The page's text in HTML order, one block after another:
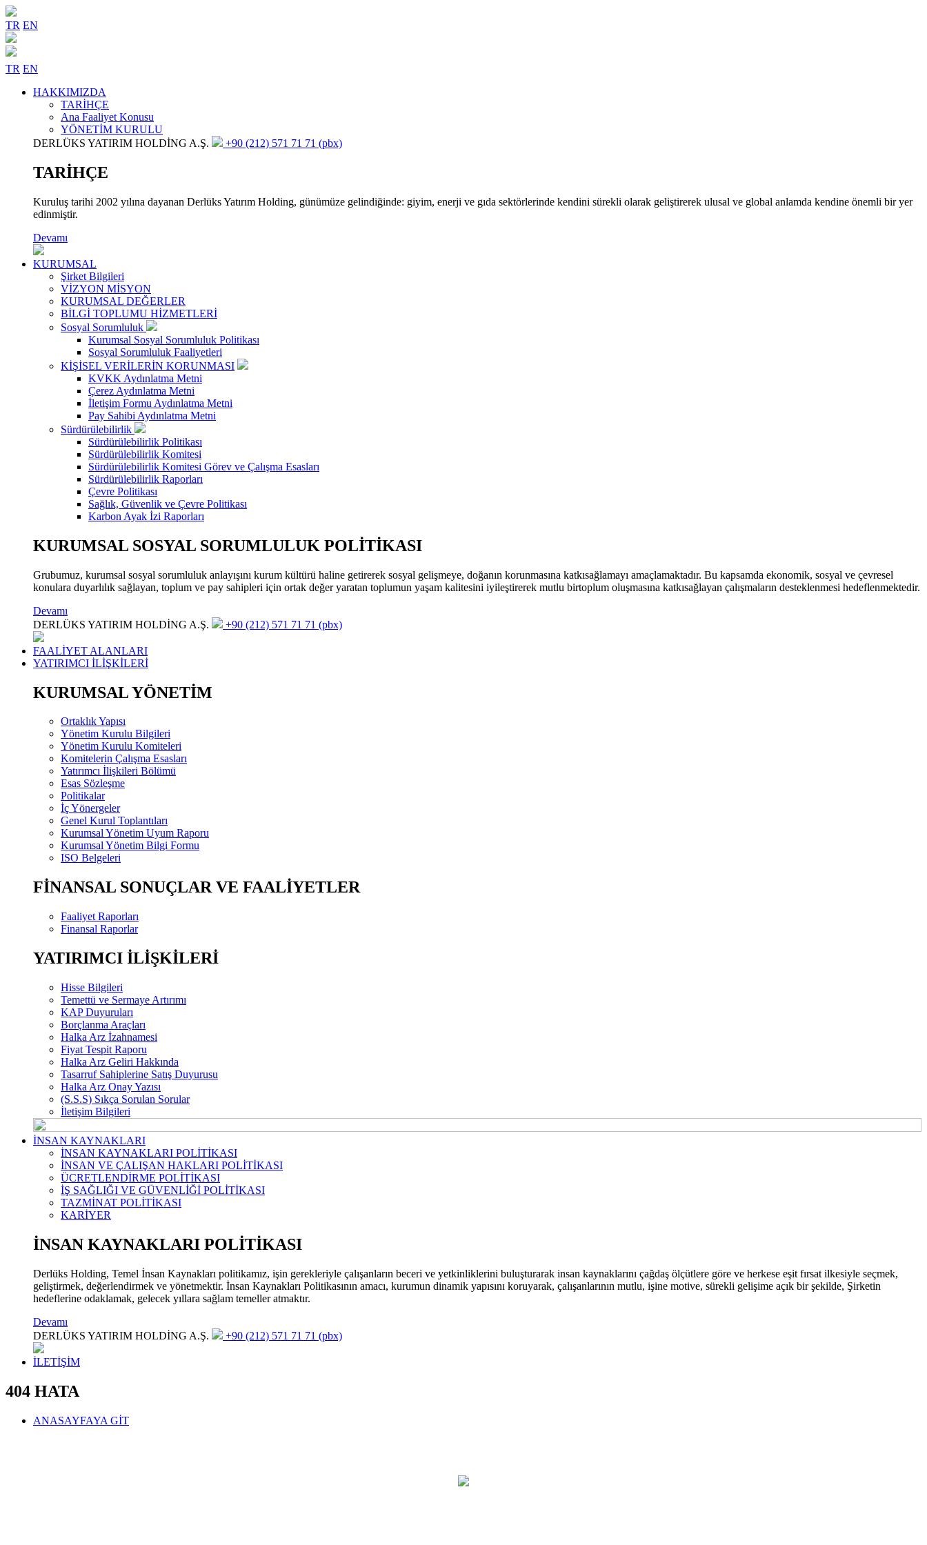
TR EN
TR EN
HAKKIMIZDA
TARİHÇE
Ana Faaliyet Konusu
YÖNETİM KURULU
DERLÜKS YATIRIM HOLDİNG A.Ş.
+90 (212) 571 71 71 (pbx)
TARİHÇE
Kuruluş tarihi 2002 yılına dayanan Derlüks Yatırım Holding, günümüze gelindiğinde: giyim, enerji ve gıda sektörlerinde kendini sürekli olarak geliştirerek ulusal ve global anlamda kendine önemli bir yer
edinmiştir.
Devamı
KURUMSAL
Şirket Bilgileri
VİZYON MİSYON
KURUMSAL DEĞERLER
BİLGİ TOPLUMU HİZMETLERİ
Sosyal Sorumluluk
Kurumsal Sosyal Sorumluluk Politikası
Sosyal Sorumluluk Faaliyetleri
KİŞİSEL VERİLERİN KORUNMASI
KVKK Aydınlatma Metni
Çerez Aydınlatma Metni
İletişim Formu Aydınlatma Metni
Pay Sahibi Aydınlatma Metni
Sürdürülebilirlik
Sürdürülebilirlik Politikası
Sürdürülebilirlik Komitesi
Sürdürülebilirlik Komitesi Görev ve Çalışma Esasları
Sürdürülebilirlik Raporları
Çevre Politikası
Sağlık, Güvenlik ve Çevre Politikası
Karbon Ayak İzi Raporları
KURUMSAL SOSYAL SORUMLULUK POLİTİKASI
Grubumuz, kurumsal sosyal sorumluluk anlayışını kurum kültürü haline getirerek sosyal gelişmeye, doğanın korunmasına katkısağlamayı amaçlamaktadır. Bu kapsamda ekonomik, sosyal ve çevresel
konulara duyarlılık sağlayan, toplum ve pay sahipleri için ortak değer yaratan toplumun yaşam kalitesini iyileştirerek mutlu birtoplum oluşmasına katkısağlayan çalışmaların desteklenmesi hedeflenmektedir.
Devamı
DERLÜKS YATIRIM HOLDİNG A.Ş.
+90 (212) 571 71 71 (pbx)
FAALİYET ALANLARI
YATIRIMCI İLİŞKİLERİ
KURUMSAL YÖNETİM
Ortaklık Yapısı
Yönetim Kurulu Bilgileri
Yönetim Kurulu Komiteleri
Komitelerin Çalışma Esasları
Yatırımcı İlişkileri Bölümü
Esas Sözleşme
Politikalar
İç Yönergeler
Genel Kurul Toplantıları
Kurumsal Yönetim Uyum Raporu
Kurumsal Yönetim Bilgi Formu
ISO Belgeleri
FİNANSAL SONUÇLAR VE FAALİYETLER
Faaliyet Raporları
Finansal Raporlar
YATIRIMCI İLİŞKİLERİ
Hisse Bilgileri
Temettü ve Sermaye Artırımı
KAP Duyuruları
Borçlanma Araçları
Halka Arz İzahnamesi
Fiyat Tespit Raporu
Halka Arz Geliri Hakkında
Tasarruf Sahiplerine Satış Duyurusu
Halka Arz Onay Yazısı
(S.S.S) Sıkça Sorulan Sorular
İletişim Bilgileri
İNSAN KAYNAKLARI
İNSAN KAYNAKLARI POLİTİKASI
İNSAN VE ÇALIŞAN HAKLARI POLİTİKASI
ÜCRETLENDİRME POLİTİKASI
İŞ SAĞLIĞI VE GÜVENLİĞİ POLİTİKASI
TAZMİNAT POLİTİKASI
KARİYER
İNSAN KAYNAKLARI POLİTİKASI
Derlüks Holding, Temel İnsan Kaynakları politikamız, işin gerekleriyle çalışanların beceri ve yetkinliklerini buluşturarak insan kaynaklarını çağdaş ölçütlere göre ve herkese eşit fırsat ilkesiyle seçmek,
geliştirmek, değerlendirmek ve yönetmektir. İnsan Kaynakları Politikasının amacı, kurumun dinamik yapısını koruyarak, çalışanlarının mutlu, işine motive, sürekli gelişime açık bir şekilde, Şirketin
hedeflerine odaklamak, gelecek yıllara sağlam temeller atmaktır.
Devamı
DERLÜKS YATIRIM HOLDİNG A.Ş.
+90 (212) 571 71 71 (pbx)
İLETİŞİM
404 HATA
ANASAYFAYA GİT